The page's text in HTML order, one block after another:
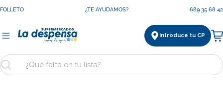
FOLLETO ¿TE AYUDAMOS? 689 35 68 42
Buscar
Introduce tu CP